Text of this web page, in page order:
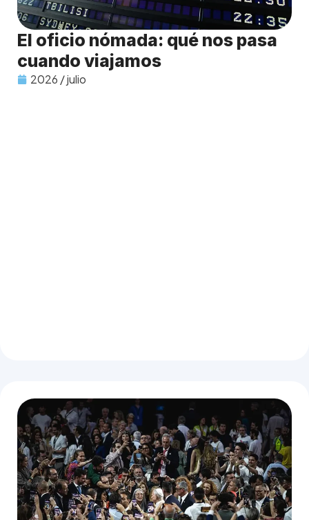
El oficio nómada: qué nos pasa
cuando viajamos
2026 / julio